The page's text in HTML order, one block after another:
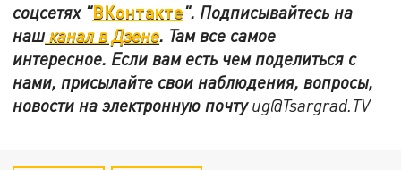
соцсетях "ВКонтакте". Подписывайтесь на
нашканал в Дзене. Там все самое
интересное. Если вам есть чем поделиться с
нами, присылайте свои наблюдения, вопросы,
новости на электронную почтуug@Tsargrad.TV